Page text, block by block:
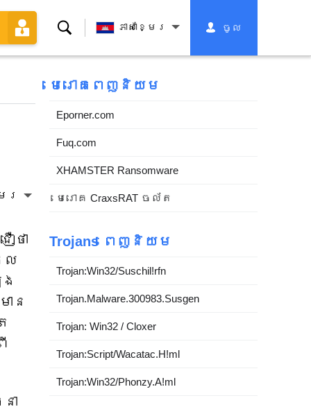
ស្វែងរក ភាសាខ្មែរ ចូល
ែរ
ថា
ល
ន
ា
មេរោគពេញនិយម
Eporner.com
Fuq.com
XHAMSTER Ransomware
មេរោគ CraxsRAT ចល័ត
Trojans ពេញនិយម
Trojan:Win32/Suschil!rfn
Trojan.Malware.300983.Susgen
Trojan: Win32 / Cloxer
Trojan:Script/Wacatac.H!ml
Trojan:Win32/Phonzy.A!ml